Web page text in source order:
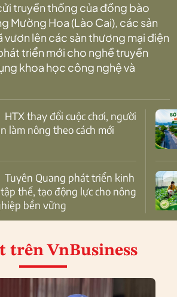
truyền thống của đồng bào
Mường Hoa (Lào Cai), các sản
vươn lên các sàn thương mại điện
triển mới cho nghề truyền
khoa học công nghệ và
làm nông theo cách mới
thể, tạo động lực cho nông
bền vững
trên VnBusiness